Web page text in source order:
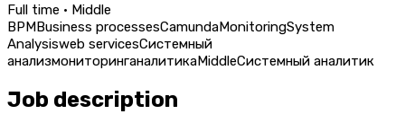
Full time · Middle
BPMBusiness processesCamundaMonitoringSystem
Analysisweb servicesСистемный
анализмониторинганалитикаMiddleСистемный аналитик
Job description